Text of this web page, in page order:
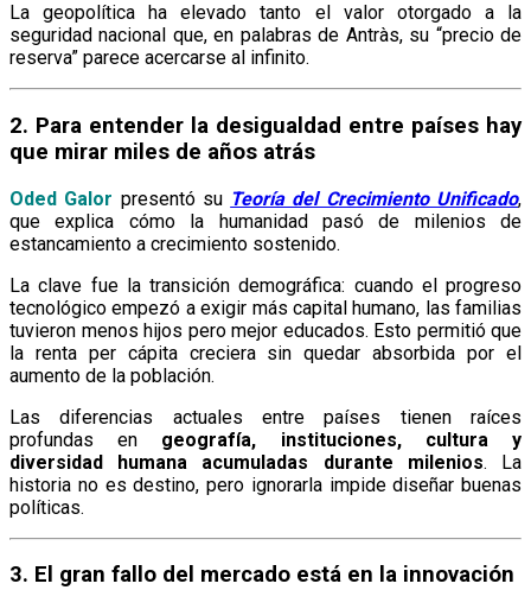
La geopolítica ha elevado tanto el valor otorgado a la
seguridad nacional que, en palabras de Antràs, su “precio de
reserva” parece acercarse al infinito.
2. Para entender la desigualdad entre países hay
que mirar miles de años atrás
Oded Galor presentó su Teoría del Crecimiento Unificado,
que explica cómo la humanidad pasó de milenios de
estancamiento a crecimiento sostenido.
La clave fue la transición demográfica: cuando el progreso
tecnológico empezó a exigir más capital humano, las familias
tuvieron menos hijos pero mejor educados. Esto permitió que
la renta per cápita creciera sin quedar absorbida por el
aumento de la población.
Las diferencias actuales entre países tienen raíces
profundas en geografía, instituciones, cultura y
diversidad humana acumuladas durante milenios. La
historia no es destino, pero ignorarla impide diseñar buenas
políticas.
3. El gran fallo del mercado está en la innovación